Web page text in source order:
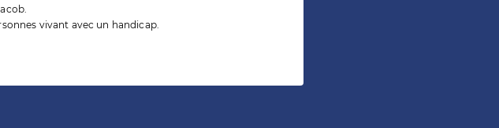
vivant avec un handicap.